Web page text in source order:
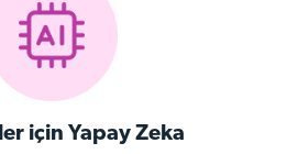
için Yapay Zeka